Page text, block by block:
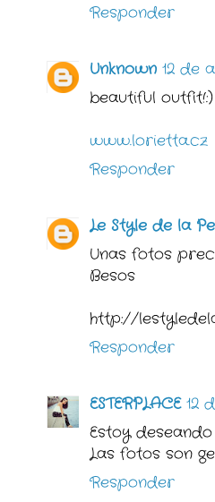
Responder
Unknown 12 de
beautiful
www.lorietta.cz
Responder
Le Style de la
Unas fotos
Besos
http://
Responder
ESTERPLACE 12
Estoy
Las fotos son
Responder